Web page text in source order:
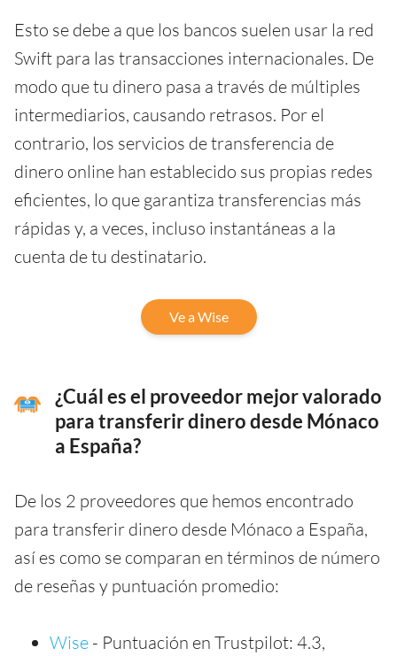
Esto se debe a que los bancos suelen usar la red
Swift para las transacciones internacionales. De
modo que tu dinero pasa a través de múltiples
intermediarios, causando retrasos. Por el
contrario, los servicios de transferencia de
dinero online han establecido sus propias redes
eficientes, lo que garantiza transferencias más
rápidas y, a veces, incluso instantáneas a la
cuenta de tu destinatario.
Ve a Wise
¿Cuál es el proveedor mejor valorado
para transferir dinero desde Mónaco
a España?
De los 2 proveedores que hemos encontrado
para transferir dinero desde Mónaco a España,
así es como se comparan en términos de número
de reseñas y puntuación promedio:
Wise - Puntuación en Trustpilot: 4.3,